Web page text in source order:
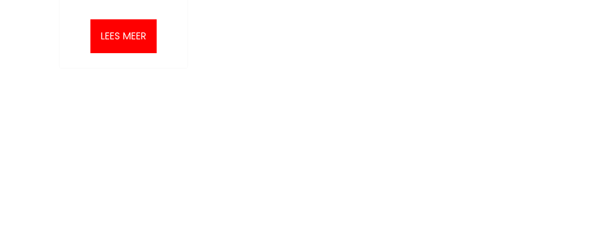
was:
€69.00.
LEES MEER